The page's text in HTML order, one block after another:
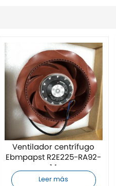
Ventilador centrífugo
Ebmpapst R2E225-RA92-
14
Leer más